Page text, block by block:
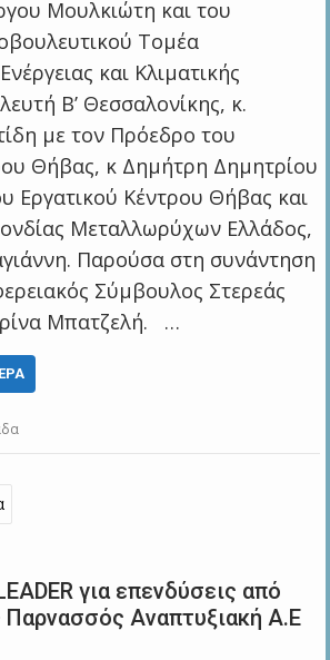
Μουλκιώτη και του
Τομέα
και Κλιματικής
Β’ Θεσσαλονίκης, κ.
με τον Πρόεδρο του
Θήβας, κ Δημήτρη Δημητρίου
Εργατικού Κέντρου Θήβας και
Μεταλλωρύχων Ελλάδος,
Παρούσα στη συνάντηση
Σύμβουλος Στερεάς
Μπατζελή. …
για επενδύσεις από
Παρνασσός Αναπτυξιακή Α.Ε